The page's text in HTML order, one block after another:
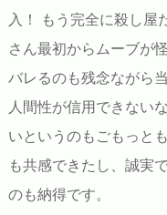
入！ もう完全に殺し
さん最初からムーブが
バレるのも残念ながら
人間性が信用できない
いというのもごもっと
も共感できたし、誠実
のも納得です。